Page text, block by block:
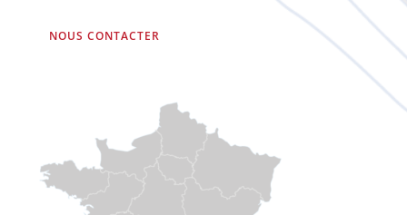
NOUS CONTACTER